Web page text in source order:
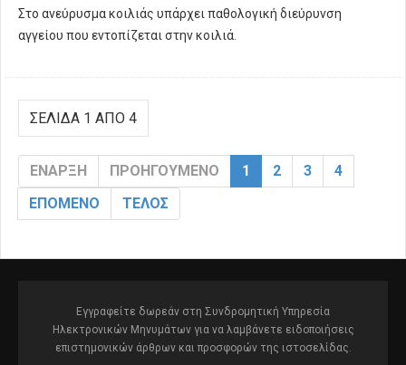
Στο ανεύρυσμα κοιλιάς υπάρχει παθολογική διεύρυνση
αγγείου που εντοπίζεται στην κοιλιά.
ΣΕΛΊΔΑ 1 ΑΠΌ 4
ΈΝΑΡΞΗ ΠΡΟΗΓΟΎΜΕΝΟ 1 2 3
4
ΕΠΌΜΕΝΟ
ΤΈΛΟΣ
Εγγραφείτε δωρεάν στη Συνδρομητική Υπηρεσία
Ηλεκτρονικών Μηνυμάτων για να λαμβάνετε ειδοποιήσεις
επιστημονικών άρθρων και προσφορών της ιστοσελίδας.